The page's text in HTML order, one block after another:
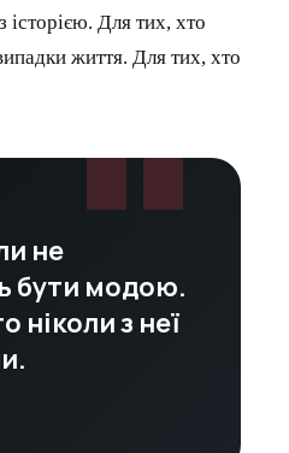
історією. Для тих, хто
життя. Для тих, хто
"
не
бути модою.
ніколи з неї